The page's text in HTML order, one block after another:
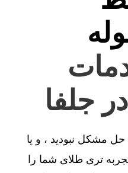
جلفا
مشکل نبودید ، و یا
تری طلای شما را